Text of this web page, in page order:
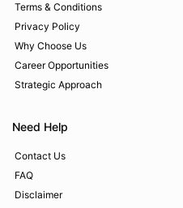
Terms & Conditions
Privacy Policy
Why Choose Us
Career Opportunities
Strategic Approach
Need Help
Contact Us
FAQ
Disclaimer